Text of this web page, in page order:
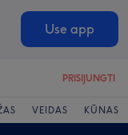
Use app
PRISIJUNGTI
VEIDAS KŪNAS